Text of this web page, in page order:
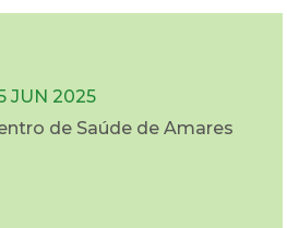
JUN 2025
de Saúde de Amares